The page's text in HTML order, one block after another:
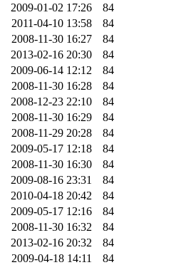
2009-01-02 17:26
84
2011-04-10 13:58
84
2008-11-30 16:27
84
2013-02-16 20:30
84
2009-06-14 12:12
84
2008-11-30 16:28
84
2008-12-23 22:10
84
2008-11-30 16:29
84
2008-11-29 20:28
84
2009-05-17 12:18
84
2008-11-30 16:30
84
2009-08-16 23:31
84
2010-04-18 20:42
84
2009-05-17 12:16
84
2008-11-30 16:32
84
2013-02-16 20:32
84
2009-04-18 14:11
84